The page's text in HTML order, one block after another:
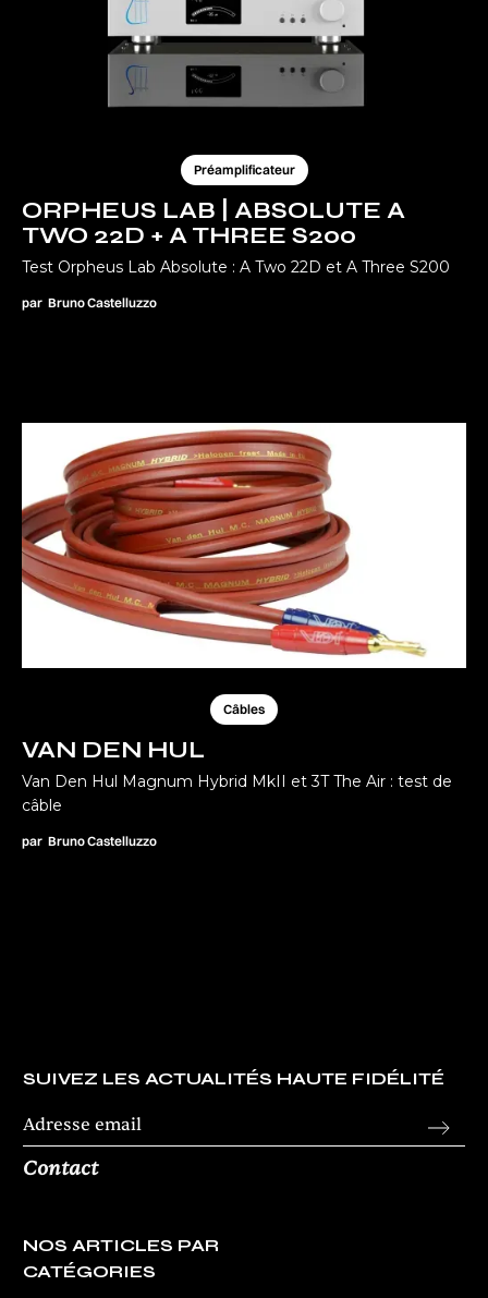
Préamplificateur
ORPHEUS LAB | ABSOLUTE A
TWO 22D + A THREE S200
Test Orpheus Lab Absolute : A Two 22D et A Three S200
par Bruno Castelluzzo
Câbles
VAN DEN HUL
Van Den Hul Magnum Hybrid MkII et 3T The Air : test de
câble
par Bruno Castelluzzo
SUIVEZ LES ACTUALITÉS HAUTE FIDÉLITÉ
Contact
NOS ARTICLES PAR
CATÉGORIES